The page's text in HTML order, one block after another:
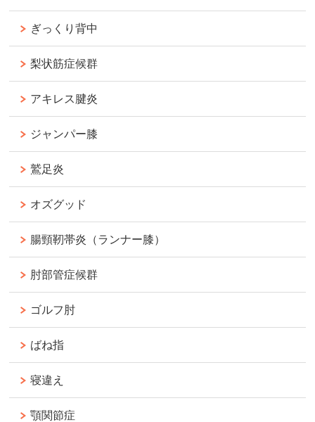
ぎっくり背中
梨状筋症候群
アキレス腱炎
ジャンパー膝
鷲足炎
オズグッド
腸頸靭帯炎（ランナー膝）
肘部管症候群
ゴルフ肘
ばね指
寝違え
顎関節症